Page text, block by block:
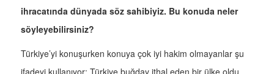
ihracatında dünyada söz sahibiyiz. Bu konuda neler
söyleyebilirsiniz?
Türkiye’yi konuşurken konuya çok iyi hakim olmayanlar şu